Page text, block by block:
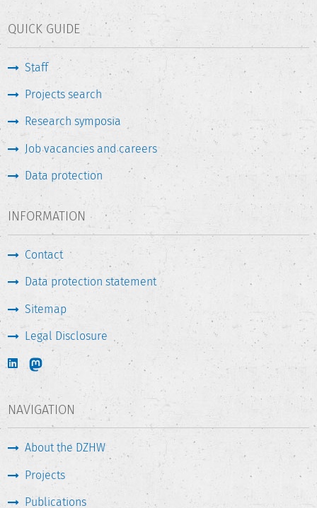
QUICK GUIDE
Staff
Projects search
Research symposia
Job vacancies and careers
Data protection
INFORMATION
Contact
Data protection statement
Sitemap
Legal Disclosure
NAVIGATION
About the DZHW
Projects
Publications